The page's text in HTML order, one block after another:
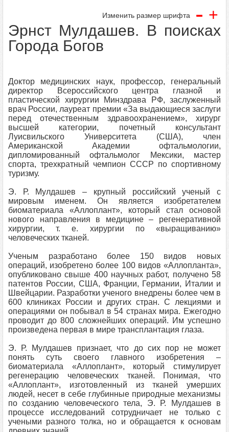
Изменить размер шрифта - +
Эрнст Мулдашев. В поисках
Города Богов
Доктор медицинских наук, профессор, генеральный
директор Всероссийского центра глазной и
пластической хирургии Минздрава РФ, заслуженный
врач России, лауреат премии «За выдающиеся заслуги
перед отечественным здравоохранением», хирург
высшей категории, почетный консультант
Луисвильского Университета (США), член
Американской Академии офтальмологии,
дипломированный офтальмолог Мексики, мастер
спорта, трехкратный чемпион СССР по спортивному
туризму.
Э. Р. Мулдашев – крупный российский ученый с
мировым именем. Он является изобретателем
биоматериала «Аллоплант», который стал основой
нового направления в медицине – регенеративной
хирургии, т. е. хирургии по «выращиванию»
человеческих тканей.
Ученым разработано более 150 видов новых
операций, изобретено более 100 видов «Аллопланта»,
опубликовано свыше 400 научных работ, получено 58
патентов России, США, Франции, Германии, Италии и
Швейцарии. Разработки ученого внедрены более чем в
600 клиниках России и других стран. С лекциями и
операциями он побывал в 54 странах мира. Ежегодно
проводит до 800 сложнейших операций. Им успешно
произведена первая в мире трансплантация глаза.
Э. Р. Мулдашев признает, что до сих пор не может
понять суть своего главного изобретения –
биоматериала «Аллоплант», который стимулирует
регенерацию человеческих тканей. Понимая, что
«Аллоплант», изготовленный из тканей умерших
людей, несет в себе глубинные природные механизмы
по созданию человеческого тела, Э. Р. Мулдашев в
процессе исследований сотрудничает не только с
учеными разного толка, но и обращается к основам